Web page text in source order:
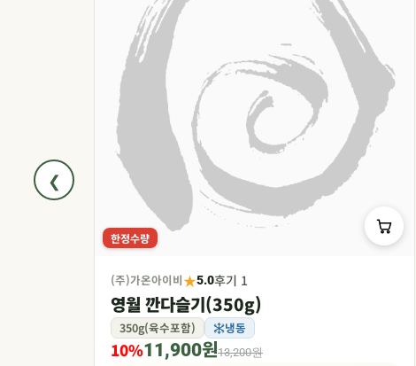
한정수량
(주)가온아이비★5.0후기 1
영월 깐다슬기(350g)
350g(육수포함) 냉동
10%11,900원13,200원
❮